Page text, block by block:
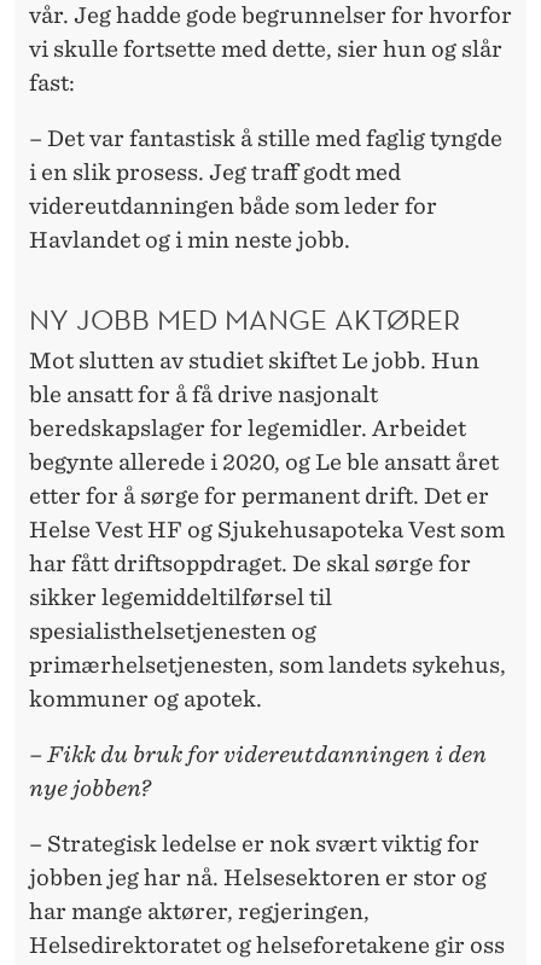
vår. Jeg hadde gode begrunnelser for hvorfor
vi skulle fortsette med dette, sier hun og slår
fast:
– Det var fantastisk å stille med faglig tyngde
i en slik prosess. Jeg traff godt med
videreutdanningen både som leder for
Havlandet og i min neste jobb.
NY JOBB MED MANGE AKTØRER
Mot slutten av studiet skiftet Le jobb. Hun
ble ansatt for å få drive nasjonalt
beredskapslager for legemidler. Arbeidet
begynte allerede i 2020, og Le ble ansatt året
etter for å sørge for permanent drift. Det er
Helse Vest HF og Sjukehusapoteka Vest som
har fått driftsoppdraget. De skal sørge for
sikker legemiddeltilførsel til
spesialisthelsetjenesten og
primærhelsetjenesten, som landets sykehus,
kommuner og apotek.
– Fikk du bruk for videreutdanningen i den
nye jobben?
– Strategisk ledelse er nok svært viktig for
jobben jeg har nå. Helsesektoren er stor og
har mange aktører, regjeringen,
Helsedirektoratet og helseforetakene gir oss